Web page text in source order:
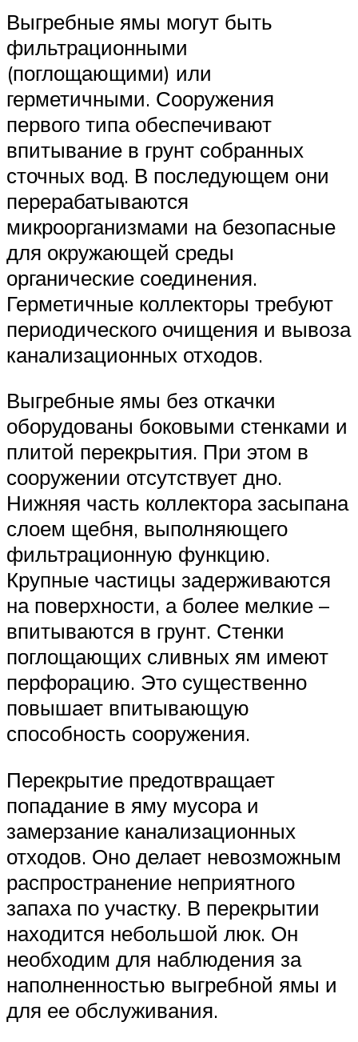
Выгребные ямы могут быть
фильтрационными
(поглощающими) или
герметичными. Сооружения
первого типа обеспечивают
впитывание в грунт собранных
сточных вод. В последующем они
перерабатываются
микроорганизмами на безопасные
для окружающей среды
органические соединения.
Герметичные коллекторы требуют
периодического очищения и вывоза
канализационных отходов.
Выгребные ямы без откачки
оборудованы боковыми стенками и
плитой перекрытия. При этом в
сооружении отсутствует дно.
Нижняя часть коллектора засыпана
слоем щебня, выполняющего
фильтрационную функцию.
Крупные частицы задерживаются
на поверхности, а более мелкие –
впитываются в грунт. Стенки
поглощающих сливных ям имеют
перфорацию. Это существенно
повышает впитывающую
способность сооружения.
Перекрытие предотвращает
попадание в яму мусора и
замерзание канализационных
отходов. Оно делает невозможным
распространение неприятного
запаха по участку. В перекрытии
находится небольшой люк. Он
необходим для наблюдения за
наполненностью выгребной ямы и
для ее обслуживания.